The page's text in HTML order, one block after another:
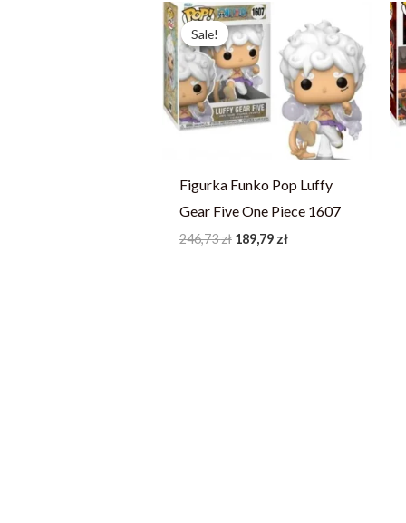
Sale!
Sale!
Figurka Funko Pop Luffy
Gear Five One Piece 1607
246,73zł
Pierwotna
cena
wynosiła:
246,73 zł.
189,79 zł
cena
wynosi:
189,79 zł.